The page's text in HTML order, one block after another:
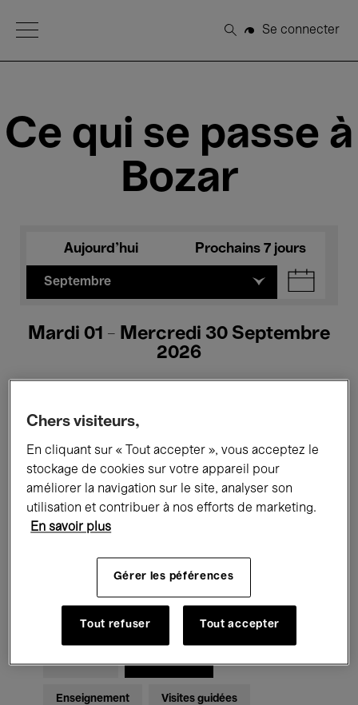
Open Menu
Rechercher
Se connecter
Ce qui se passe à
Bozar
Aujourd'hui Prochains 7 jours
Septembre
Mardi 01 - Mercredi 30 Septembre
2026
Tous les événements Concerts
Expositions Films Performances
Rencontres & Débats
Musique classique Global Music
Musique électronique
Pour tous Kids’ Palace
Enseignement Visites guidées
Chers visiteurs,
En cliquant sur « Tout accepter », vous acceptez le
stockage de cookies sur votre appareil pour
améliorer la navigation sur le site, analyser son
utilisation et contribuer à nos efforts de marketing.
En savoir plus
Gérer les péférences
Tout refuser Tout accepter